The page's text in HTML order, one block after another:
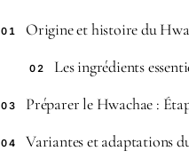
01 Origine et histoire du
02 Les ingrédients
03 Préparer le Hwachae :
04 Variantes et adaptations